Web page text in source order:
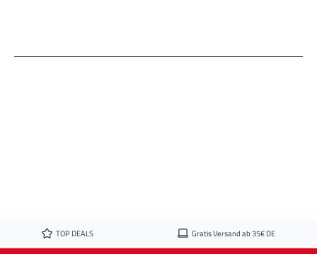
Edelstahldose mit Sichtfenster. Diese schützt das Gewürz zuverlässig
TOP DEALS Gratis Versand ab 35€ DE